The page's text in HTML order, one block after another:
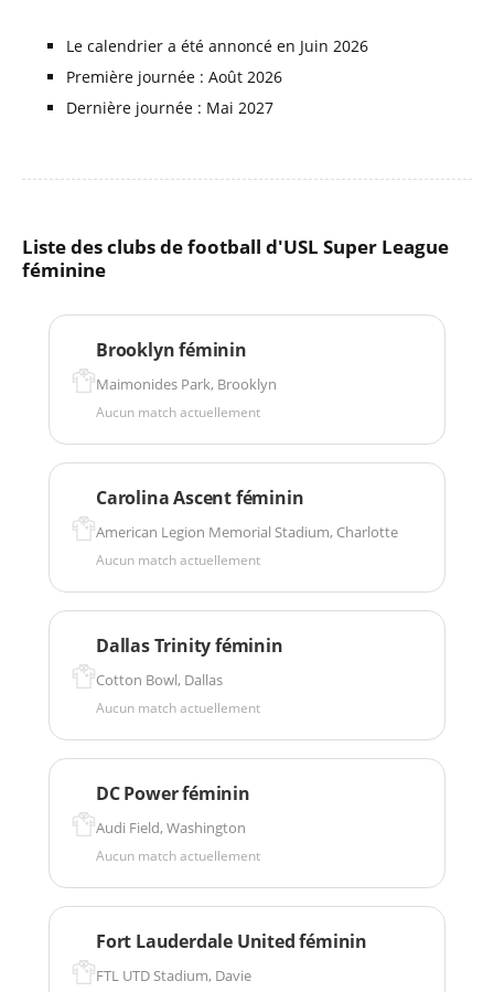
Le calendrier a été annoncé en Juin 2026
Première journée : Août 2026
Dernière journée : Mai 2027
Liste des clubs de football d'USL Super League
féminine
Brooklyn féminin
Maimonides Park, Brooklyn
Aucun match actuellement
Carolina Ascent féminin
American Legion Memorial Stadium, Charlotte
Aucun match actuellement
Dallas Trinity féminin
Cotton Bowl, Dallas
Aucun match actuellement
DC Power féminin
Audi Field, Washington
Aucun match actuellement
Fort Lauderdale United féminin
FTL UTD Stadium, Davie